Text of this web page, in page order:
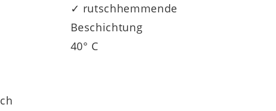
✓ rutschhemmende
Beschichtung
40° C